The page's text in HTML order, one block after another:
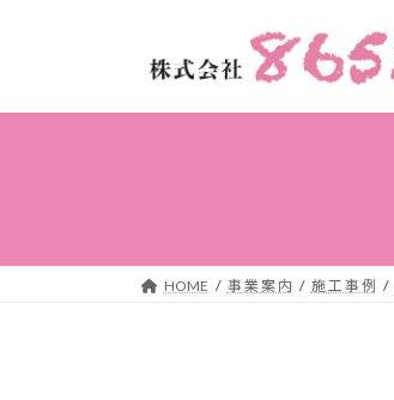
プ
動
HOME 事 業 案 内 施 工 事 例